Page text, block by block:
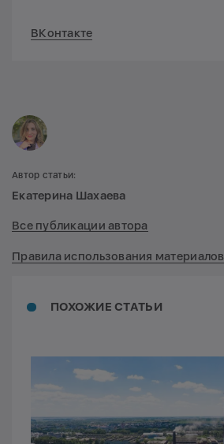
ВКонтакте
ПОХОЖИЕ СТАТЬИ
Автор статьи:
Екатерина Шахаева
Все публикации автора
Правила использования материалов